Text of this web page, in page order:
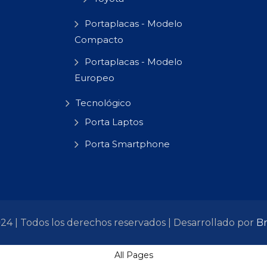
Portaplacas - Modelo
Compacto
Portaplacas - Modelo
Europeo
Tecnológico
Porta Laptos
Porta Smartphone
| Todos los derechos reservados | Desarrollado por
All Pages